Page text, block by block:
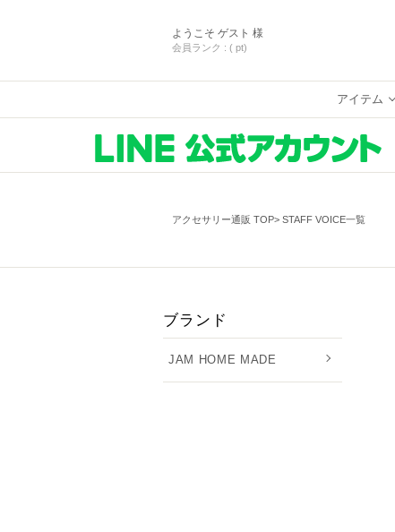
ようこそ ゲスト 様
会員ランク : ( pt)
アイテム
アクセサリー通販 TOP STAFF VOICE一覧
ブランド
JAM HOME MADE